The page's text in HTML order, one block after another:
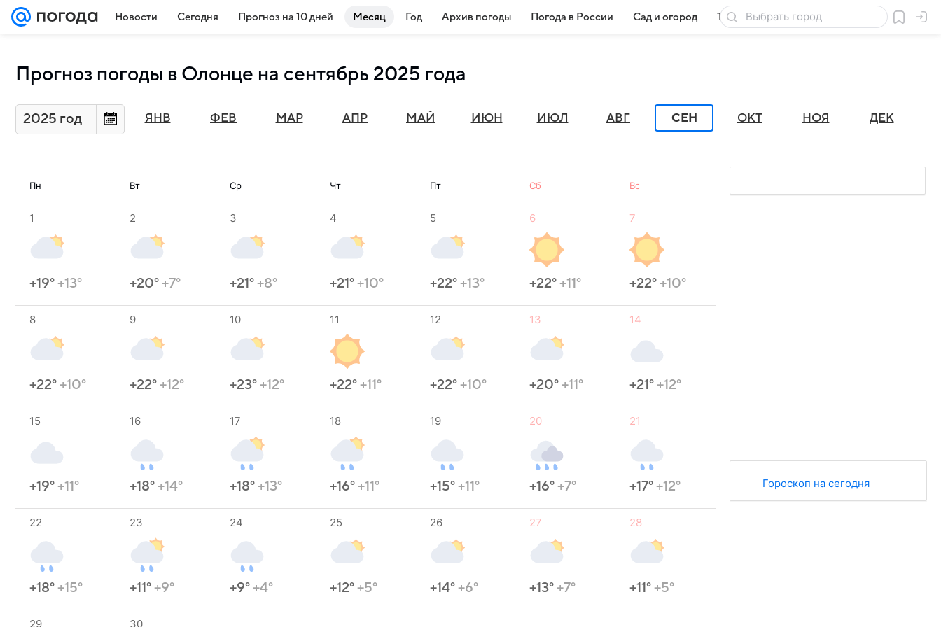
Новости Сегодня Прогноз на 10 дней Месяц Год Архив погоды Погода в России Сад и огород Товары для дачи
Прогноз погоды в Олонце на сентябрь 2025 года
2025 год ЯНВ ФЕВ МАР АПР МАЙ ИЮН ИЮЛ АВГ СЕН ОКТ НОЯ ДЕК
Пн Вт Ср Чт Пт Сб Вс
1
+19°+13°
2
+20°+7°
3
+21°+8°
4
+21°+10°
5
+22°+13°
6
+22°+11°
7
+22°+10°
8
+22°+10°
9
+22°+12°
10
+23°+12°
11
+22°+11°
12
+22°+10°
13
+20°+11°
14
+21°+12°
15
+19°+11°
16
+18°+14°
17
+18°+13°
18
+16°+11°
19
+15°+11°
20
+16°+7°
21
+17°+12°
22
+18°+15°
23
+11°+9°
24
+9°+4°
25
+12°+5°
26
+14°+6°
27
+13°+7°
28
+11°+5°
29 30
Гороскоп на сегодня